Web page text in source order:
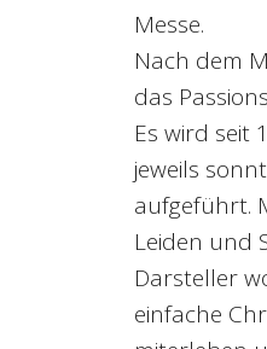
Messe.
Nach dem
das
Es wird seit
jeweils
aufgeführt.
Leiden und
Darsteller
einfache